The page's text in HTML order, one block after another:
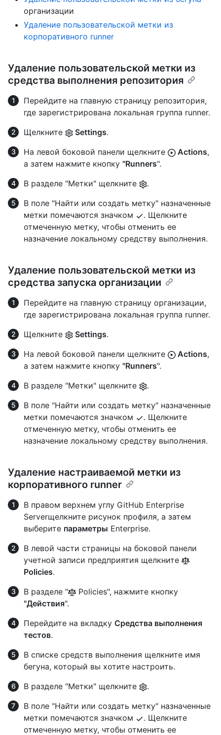
организации
Удаление пользовательской метки из
корпоративного runner
Удаление пользовательской метки из
средства выполнения репозитория
Перейдите на главную страницу репозитория,
где зарегистрирована локальная группа runner.
Щелкните
Settings.
На левой боковой панели щелкните
Actions,
а затем нажмите кнопку "Runners".
В разделе "Метки" щелкните
.
В поле "Найти или создать метку" назначенные
метки помечаются значком
. Щелкните
отмеченную метку, чтобы отменить ее
назначение локальному средству выполнения.
Удаление пользовательской метки из
средства запуска организации
Перейдите на главную страницу организации,
где зарегистрирована локальная группа runner.
Щелкните
Settings.
На левой боковой панели щелкните
Actions,
а затем нажмите кнопку "Runners".
В разделе "Метки" щелкните
.
В поле "Найти или создать метку" назначенные
метки помечаются значком
. Щелкните
отмеченную метку, чтобы отменить ее
назначение локальному средству выполнения.
Удаление настраиваемой метки из
корпоративного runner
В правом верхнем углу GitHub Enterprise
Serverщелкните рисунок профиля, а затем
выберите параметры Enterprise.
В левой части страницы на боковой панели
учетной записи предприятия щелкните
Policies.
В разделе "
Policies", нажмите кнопку
"Действия".
Перейдите на вкладку Средства выполнения
тестов.
В списке средств выполнения щелкните имя
бегуна, который вы хотите настроить.
В разделе "Метки" щелкните
.
В поле "Найти или создать метку" назначенные
метки помечаются значком
. Щелкните
отмеченную метку, чтобы отменить ее